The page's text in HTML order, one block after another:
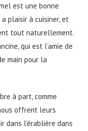
est une bonne
plaisir à cuisiner, et
tout naturellement.
qui est l’amie de
main pour la
à part, comme
offrent leurs
dans l’érablière dans